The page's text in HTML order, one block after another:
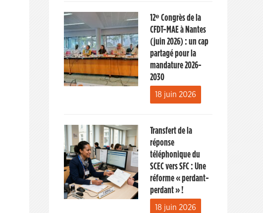
12ᵉ Congrès de la
CFDT-MAE à Nantes
(juin 2026) : un cap
partagé pour la
mandature 2026-
2030
18 juin 2026
Transfert de la
réponse
téléphonique du
SCEC vers SFC : Une
réforme « perdant-
perdant » !
18 juin 2026